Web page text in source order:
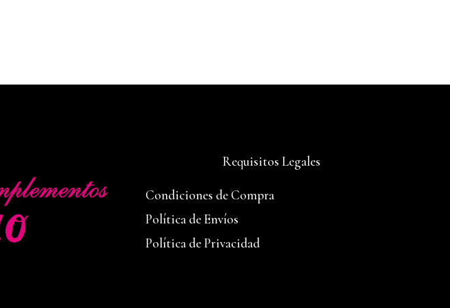
Requisitos Legales
Condiciones de Compra
Política de Envíos
Política de Privacidad